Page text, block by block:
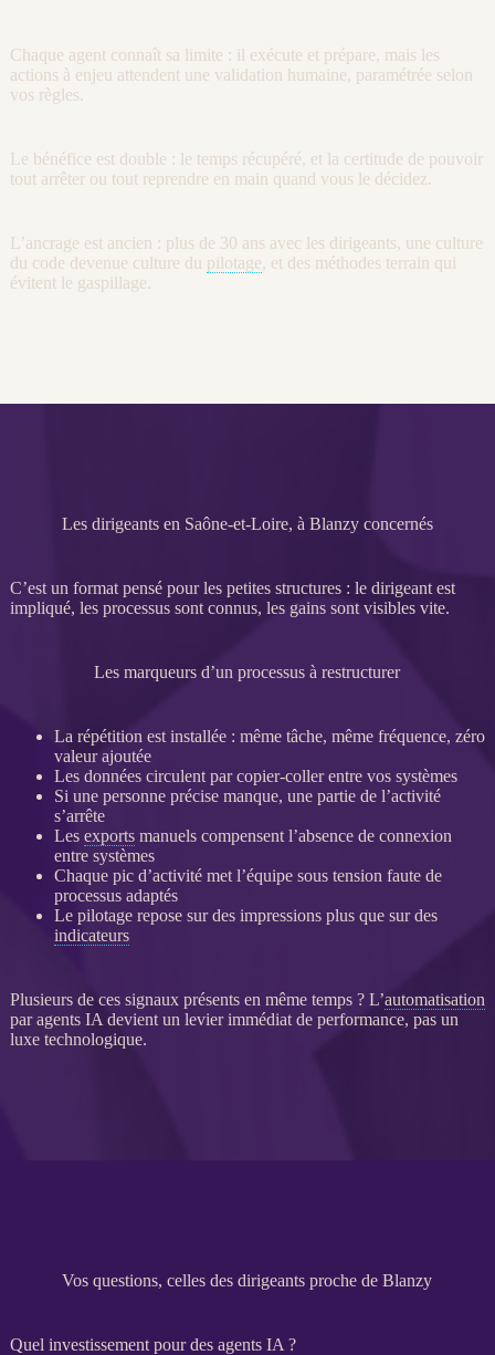
Chaque agent connaît sa limite : il exécute et prépare, mais les
actions à enjeu attendent une validation humaine, paramétrée selon
vos règles.
Le bénéfice est double : le temps récupéré, et la certitude de pouvoir
tout arrêter ou tout reprendre en main quand vous le décidez.
L’ancrage est ancien : plus de 30 ans avec les dirigeants, une culture
du code devenue culture du pilotage, et des méthodes terrain qui
évitent le gaspillage.
Les dirigeants en Saône-et-Loire, à Blanzy concernés
C’est un format pensé pour les petites structures : le dirigeant est
impliqué, les processussont connus, les gains sont visibles vite.
Les marqueurs d’un processus à restructurer
La répétition est installée : même tâche, même fréquence, zéro
valeur ajoutée
Les donnéescirculent par copier-coller entre vos systèmes
Si une personne précise manque, une partie de l’activité
s’arrête
Les exportsmanuels compensent l’absence de connexion
entre systèmes
Chaque pic d’activité met l’équipe sous tension faute de
processusadaptés
Le pilotagerepose sur des impressions plus que sur des
indicateurs
Plusieurs de ces signaux présents en même temps ? L’automatisation
paragents IA devient un levier immédiat de performance, pas un
luxe technologique.
Vos questions, celles des dirigeants proche de Blanzy
Quel investissement pour des agents IA ?